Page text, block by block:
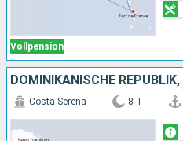
Vollpension
Costa Serena 8 T